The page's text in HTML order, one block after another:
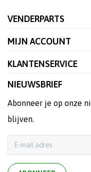
VENDERPARTS
MIJN ACCOUNT
KLANTENSERVICE
NIEUWSBRIEF
Abonneer je op onze
blijven.